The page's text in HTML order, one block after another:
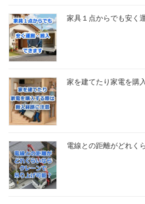
家具１点からでも安く
家を建てたり家電を購
電線との距離がどれく